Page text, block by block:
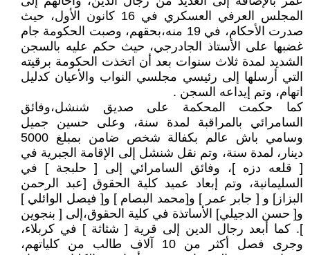
المجلس العرفي العسكري في 16 كانون الأول، حيث
صدرت الأحكام، في 19 منه،بحقهم، وصبت الحكومة جام
غضبها على الأستاذ الجادرجي، حيث حكم عليه بالسجن
الشديد لمدة ثلاث سنوات بعد أن اتخذت الحكومة برقيته
التي أرسلها إلى رئيسي مجلسي النواب والأعيان كدليل
اتهام، وتم إيداعه السجن .
كما حكمت المحكمة على صديق شنشل،وفائق
السامرائي بالمراقبة لمدة سنة، وعلى حسين جميل
وسامي باش عالم بكفالة شخص ضامن بمبلغ 5000
دينار، لمدة سنة، وتم نقل شنشل إلى الإقامة الجبرية في
[ قلعه دزه ]، وفائق السامرائي إلى [ حلبجة ] في
السليمانية، وتم إبعاد عميد كلية الحقوق [عبد الرحمن
البزاز] و [ جابر عمر ] و[محمد البصام ] و[ فيصل الوائلي ]
و[ حسن الدجيلي] الأساتذة في كلية الحقوق،إلى [ بنجوين
]. كما أبعد رجال الدين إلى قرية [ شثاثة ] في كربلاء،
وجرى فصل أكثر من 10 آلاف طالب من كلياتهم،